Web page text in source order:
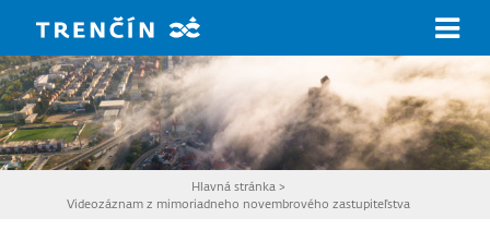
Hlavná stránka >
Videozáznam z mimoriadneho novembrového zastupiteľstva